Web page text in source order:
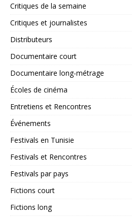
Critiques de la semaine
Critiques et journalistes
Distributeurs
Documentaire court
Documentaire long-métrage
Écoles de cinéma
Entretiens et Rencontres
Événements
Festivals en Tunisie
Festivals et Rencontres
Festivals par pays
Fictions court
Fictions long